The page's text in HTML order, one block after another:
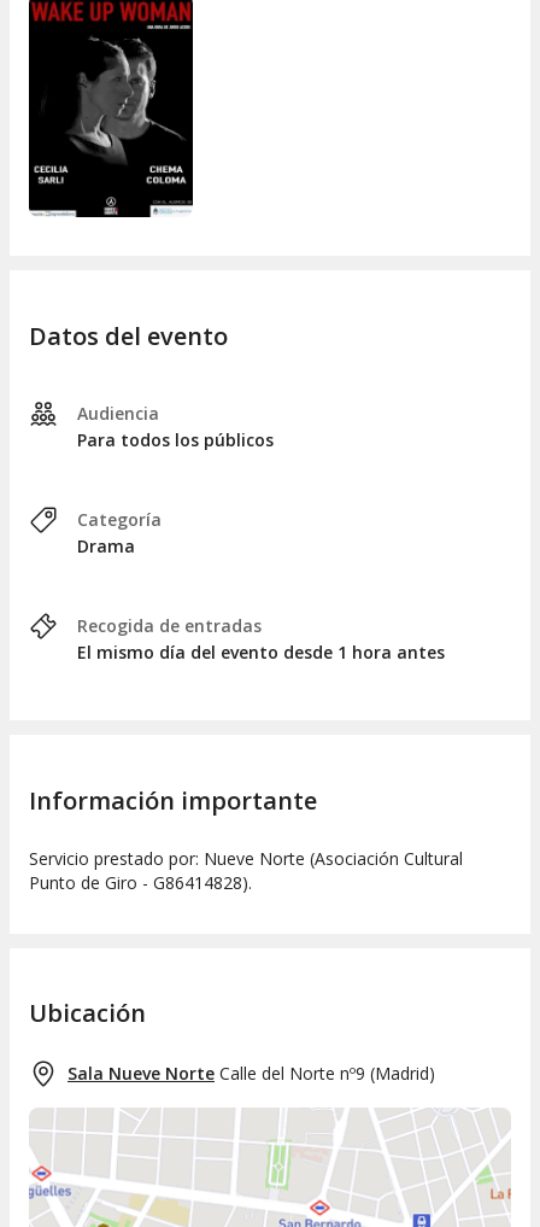
Datos del evento
Audiencia
Para todos los públicos
Categoría
Drama
Recogida de entradas
El mismo día del evento desde 1 hora antes
Información importante
Servicio prestado por: Nueve Norte (Asociación Cultural
Punto de Giro - G86414828).
Ubicación
Sala Nueve Norte Calle del Norte nº9 (Madrid)